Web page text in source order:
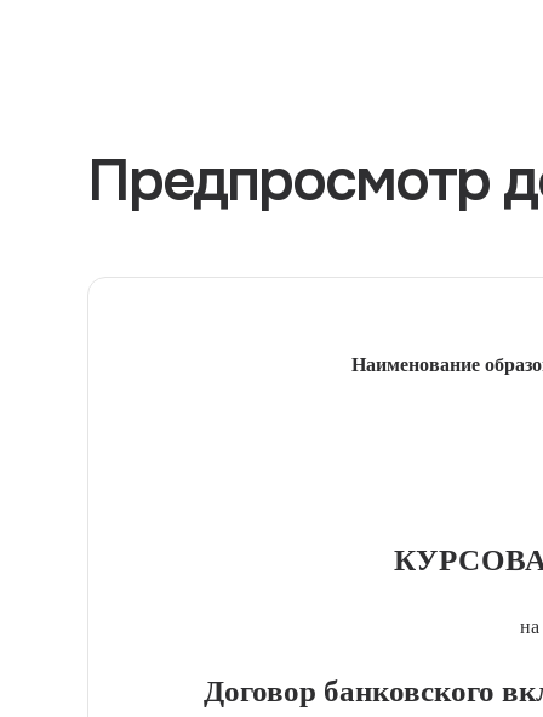
Предпросмотр
Наименование
на
Договор банковского